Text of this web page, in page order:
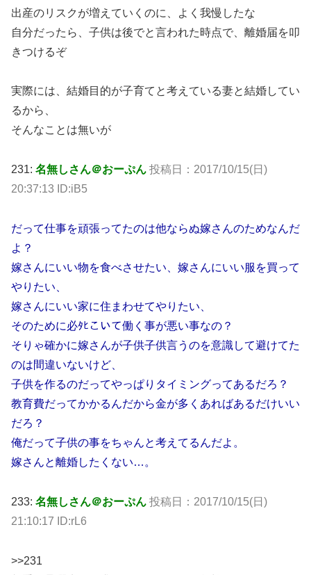
出産のリスクが増えていくのに、よく我慢したな
自分だったら、子供は後でと言われた時点で、離婚届を叩
きつけるぞ
実際には、結婚目的が子育てと考えている妻と結婚してい
るから、
そんなことは無いが
231: 名無しさん＠おーぷん 投稿日：2017/10/15(日)
20:37:13 ID:iB5
だって仕事を頑張ってたのは他ならぬ嫁さんのためなんだ
よ？
嫁さんにいい物を食べさせたい、嫁さんにいい服を買って
やりたい、
嫁さんにいい家に住まわせてやりたい、
そのために必ﾀﾋこいて働く事が悪い事なの？
そりゃ確かに嫁さんが子供子供言うのを意識して避けてた
のは間違いないけど、
子供を作るのだってやっぱりタイミングってあるだろ？
教育費だってかかるんだから金が多くあればあるだけいい
だろ？
俺だって子供の事をちゃんと考えてるんだよ。
嫁さんと離婚したくない…。
233: 名無しさん＠おーぷん 投稿日：2017/10/15(日)
21:10:17 ID:rL6
>>231